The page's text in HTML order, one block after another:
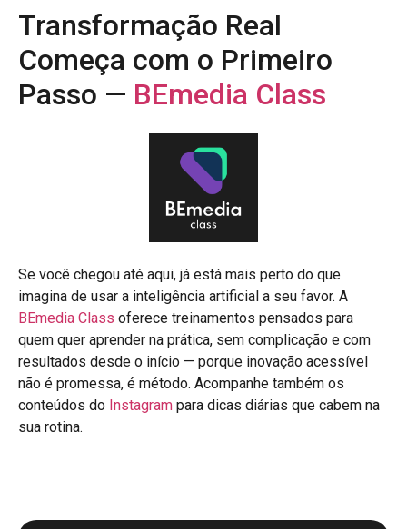
Transformação Real
Começa com o Primeiro
Passo — BEmedia Class
Se você chegou até aqui, já está mais perto do que
imagina de usar a inteligência artificial a seu favor. A
BEmedia Class oferece treinamentos pensados para
quem quer aprender na prática, sem complicação e com
resultados desde o início — porque inovação acessível
não é promessa, é método. Acompanhe também os
conteúdos do Instagram para dicas diárias que cabem na
sua rotina.